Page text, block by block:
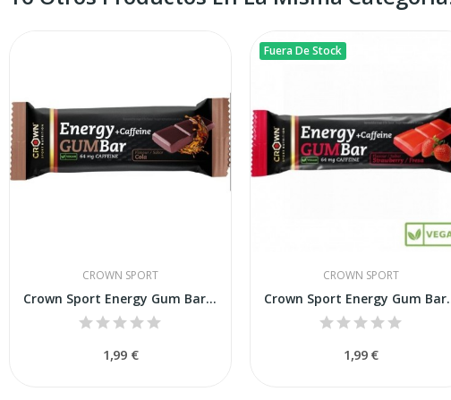
CROWN SPORT
Crown Sport Energy Gum Barrita Energética...
1,99 €
Fuera De Stock
CROWN SPORT
Crown Sport
1,99 €